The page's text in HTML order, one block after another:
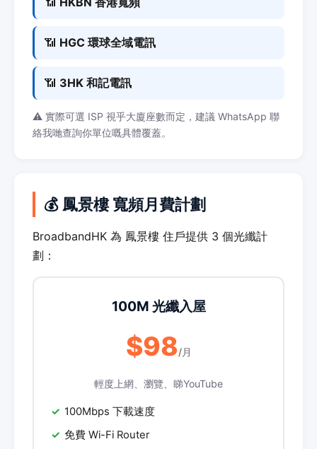
📶 HGC 環球全域電訊
📶 3HK 和記電訊
⚠️ 實際可選 ISP 視乎大廈座數而定，建議 WhatsApp 聯
絡我哋查詢你單位嘅具體覆蓋。
💰 鳳景樓 寬頻月費計劃
BroadbandHK 為 鳳景樓 住戶提供 3 個光纖計
劃：
100M 光纖入屋
$98/月
輕度上網、瀏覽、睇YouTube
100Mbps 下載速度
免費 Wi-Fi Router